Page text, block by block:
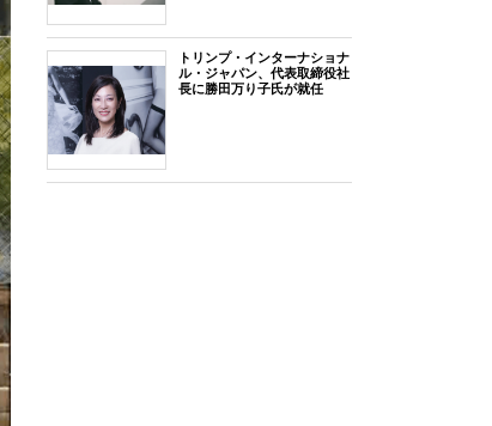
トリンプ・インターナショナ
ル・ジャパン、代表取締役社
長に勝田万り子氏が就任